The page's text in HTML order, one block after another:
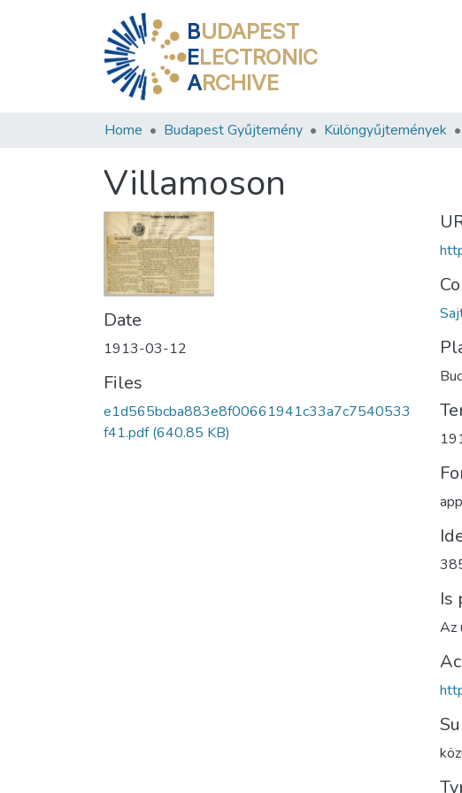
BUDAPEST
ELECTRONIC
ARCHIVE
Home Budapest Gyűjtemény Különgyűjtemények
Villamoson
Date
1913-03-12
Files
e1d565bcba883e8f00661941c33a7c7540533
f41.pdf(640.85 KB)
Is
Az